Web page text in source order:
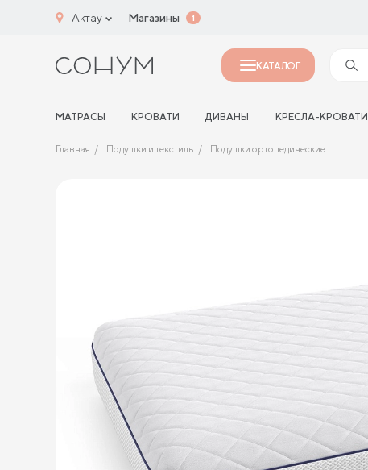
Актау Магазины 1
КАТАЛОГ
МАТРАСЫ КРОВАТИ ДИВАНЫ КРЕСЛА-КРОВАТИ
Главная Подушки и текстиль Подушки ортопедические